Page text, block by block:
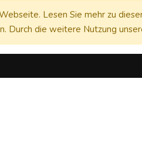
Lesen Sie mehr zu
Durch die weitere Nutzung